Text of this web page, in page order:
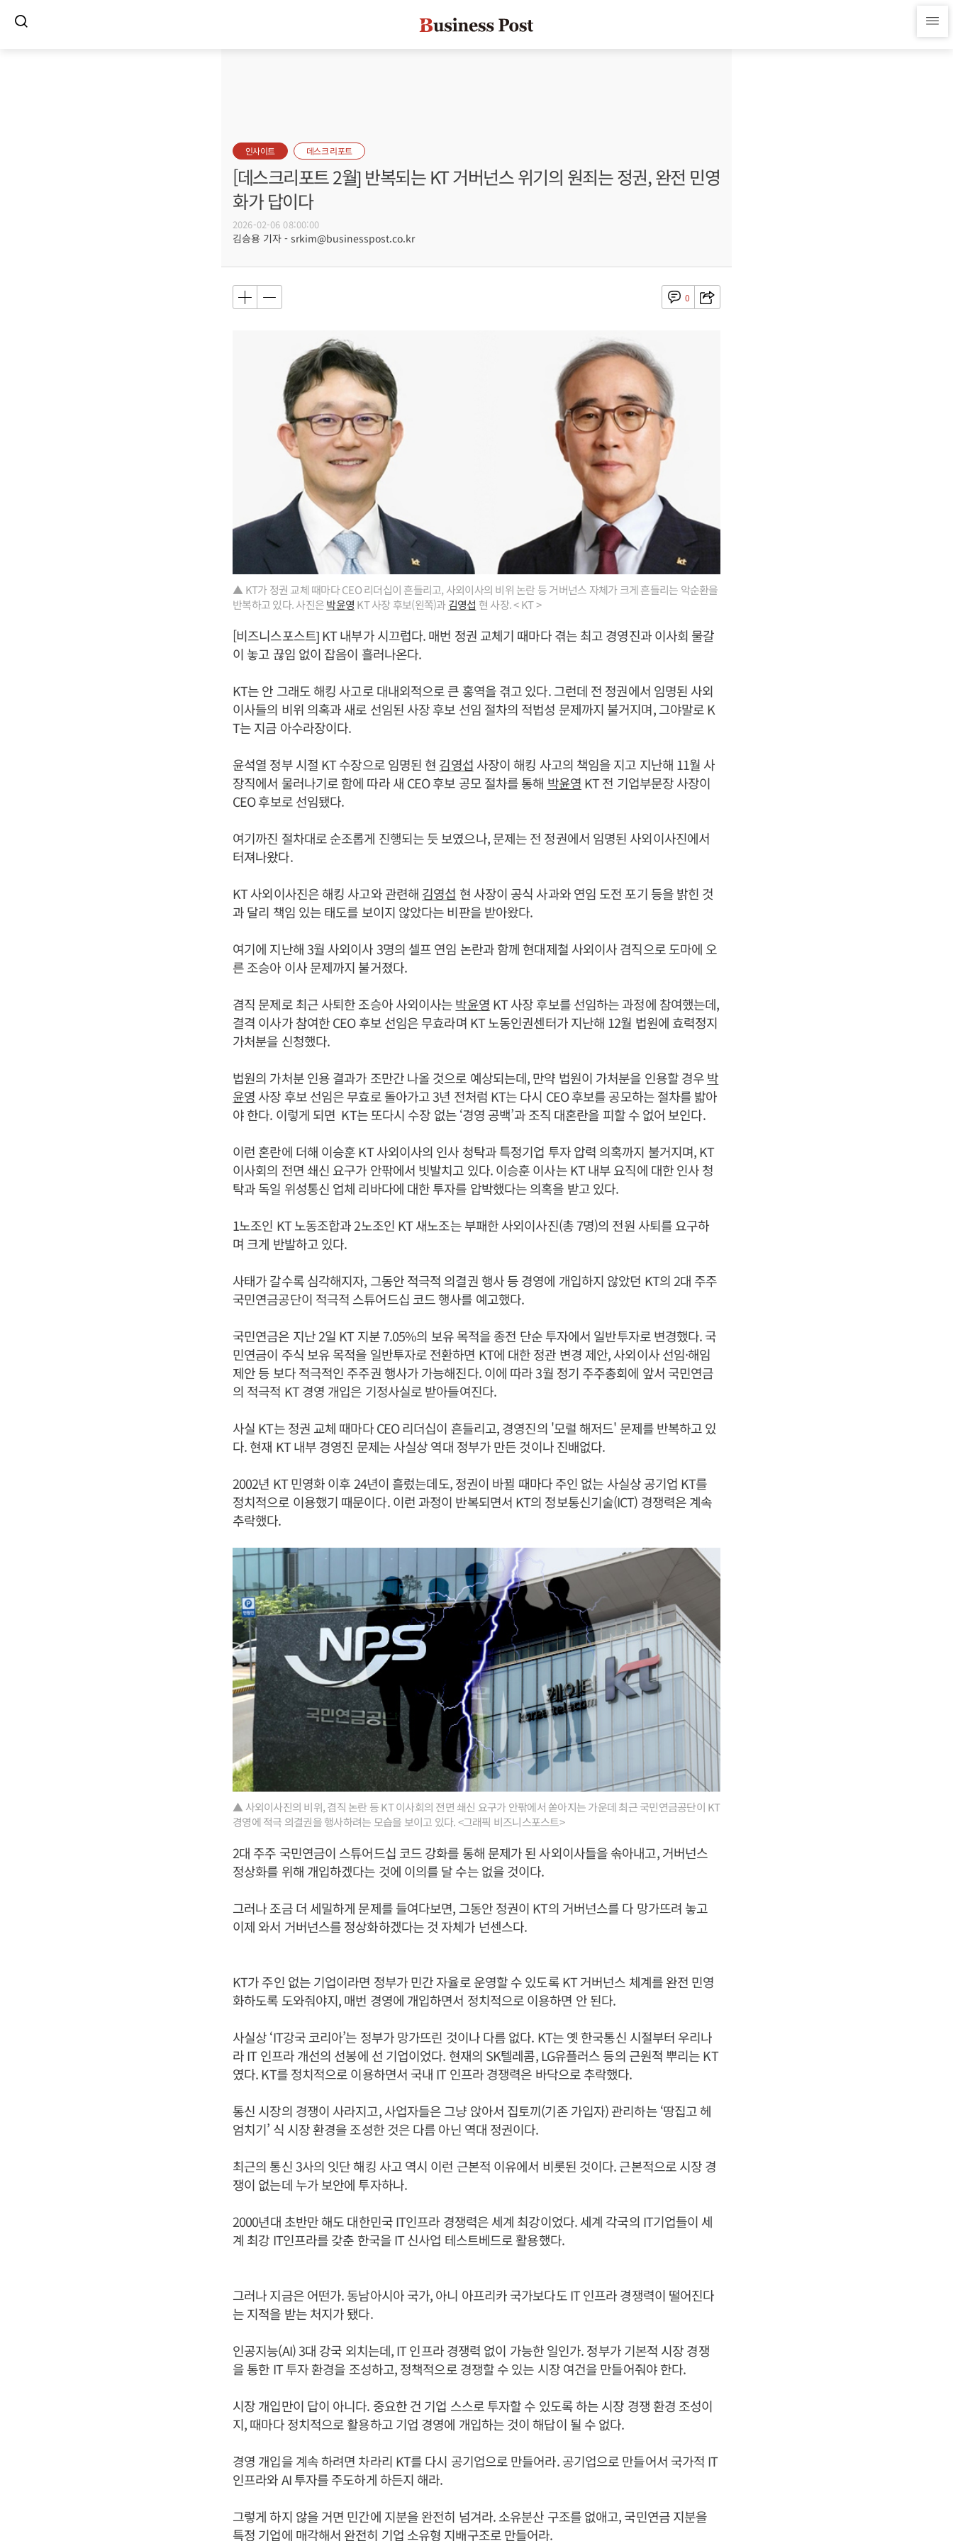
인사이트 데스크 리포트
[데스크리포트 2월] 반복되는 KT 거버넌스 위기의 원죄는 정권, 완전 민영
화가 답이다
2026-02-06 08:00:00
김승용 기자 - srkim@businesspost.co.kr
0
▲ KT가 정권 교체 때마다 CEO 리더십이 흔들리고, 사외이사의 비위 논란 등 거버넌스 자체가 크게 흔들리는 악순환을
반복하고 있다. 사진은박윤영 KT 사장 후보(왼쪽)과 김영섭 현 사장. < KT >
[비즈니스포스트] KT 내부가 시끄럽다. 매번 정권 교체기 때마다 겪는 최고 경영진과 이사회 물갈
이 놓고 끊임 없이 잡음이 흘러나온다.
KT는 안 그래도 해킹 사고로 대내외적으로 큰 홍역을 겪고 있다. 그런데 전 정권에서 임명된 사외
이사들의 비위 의혹과 새로 선임된 사장 후보 선임 절차의 적법성 문제까지 불거지며, 그야말로 K
T는 지금 아수라장이다.
윤석열 정부 시절 KT 수장으로 임명된 현 김영섭 사장이 해킹 사고의 책임을 지고 지난해 11월 사
장직에서 물러나기로 함에 따라 새 CEO 후보 공모 절차를 통해 박윤영 KT 전 기업부문장 사장이
CEO 후보로 선임됐다.
여기까진 절차대로 순조롭게 진행되는 듯 보였으나, 문제는 전 정권에서 임명된 사외이사진에서
터져나왔다.
KT 사외이사진은 해킹 사고와 관련해 김영섭 현 사장이 공식 사과와 연임 도전 포기 등을 밝힌 것
과 달리 책임 있는 태도를 보이지 않았다는 비판을 받아왔다.
여기에 지난해 3월 사외이사 3명의 셀프 연임 논란과 함께 현대제철 사외이사 겸직으로 도마에 오
른 조승아 이사 문제까지 불거졌다.
겸직 문제로 최근 사퇴한 조승아 사외이사는박윤영 KT 사장 후보를 선임하는 과정에 참여했는데,
결격 이사가 참여한 CEO 후보 선임은 무효라며 KT 노동인권센터가 지난해 12월 법원에 효력정지
가처분을 신청했다.
법원의 가처분 인용 결과가 조만간 나올 것으로 예상되는데, 만약 법원이 가처분을 인용할 경우박
윤영 사장 후보 선임은 무효로 돌아가고 3년 전처럼 KT는 다시 CEO 후보를 공모하는 절차를 밟아
야 한다. 이렇게 되면 KT는 또다시 수장 없는 ‘경영 공백’과 조직 대혼란을 피할 수 없어 보인다.
이런 혼란에 더해 이승훈 KT 사외이사의 인사 청탁과 특정기업 투자 압력 의혹까지 불거지며, KT
이사회의 전면 쇄신 요구가 안팎에서 빗발치고 있다. 이승훈 이사는 KT 내부 요직에 대한 인사 청
탁과 독일 위성통신 업체 리바다에 대한 투자를 압박했다는 의혹을 받고 있다.
1노조인 KT 노동조합과 2노조인 KT 새노조는 부패한 사외이사진(총 7명)의 전원 사퇴를 요구하
며 크게 반발하고 있다.
사태가 갈수록 심각해지자, 그동안 적극적 의결권 행사 등 경영에 개입하지 않았던 KT의 2대 주주
국민연금공단이 적극적 스튜어드십 코드 행사를 예고했다.
국민연금은 지난 2일 KT 지분 7.05%의 보유 목적을 종전 단순 투자에서 일반투자로 변경했다. 국
민연금이 주식 보유 목적을 일반투자로 전환하면 KT에 대한 정관 변경 제안, 사외이사 선임·해임
제안 등 보다 적극적인 주주권 행사가 가능해진다. 이에 따라 3월 정기 주주총회에 앞서 국민연금
의 적극적 KT 경영 개입은 기정사실로 받아들여진다.
사실 KT는 정권 교체 때마다 CEO 리더십이 흔들리고, 경영진의 '모럴 해저드' 문제를 반복하고 있
다. 현재 KT 내부 경영진 문제는 사실상 역대 정부가 만든 것이나 진배없다.
2002년 KT 민영화 이후 24년이 흘렀는데도, 정권이 바뀔 때마다 주인 없는 사실상 공기업 KT를
정치적으로 이용했기 때문이다. 이런 과정이 반복되면서 KT의 정보통신기술(ICT) 경쟁력은 계속
추락했다.
▲ 사외이사진의 비위, 겸직 논란 등 KT 이사회의 전면 쇄신 요구가 안팎에서 쏟아지는 가운데 최근 국민연금공단이 KT
경영에 적극 의결권을 행사하려는 모습을 보이고 있다. <그래픽 비즈니스포스트>
2대 주주 국민연금이 스튜어드십 코드 강화를 통해 문제가 된 사외이사들을 솎아내고, 거버넌스
정상화를 위해 개입하겠다는 것에 이의를 달 수는 없을 것이다.
그러나 조금 더 세밀하게 문제를 들여다보면, 그동안 정권이 KT의 거버넌스를 다 망가뜨려 놓고
이제 와서 거버넌스를 정상화하겠다는 것 자체가 넌센스다.
KT가 주인 없는 기업이라면 정부가 민간 자율로 운영할 수 있도록 KT 거버넌스 체계를 완전 민영
화하도록 도와줘야지, 매번 경영에 개입하면서 정치적으로 이용하면 안 된다.
사실상 ‘IT강국 코리아’는 정부가 망가뜨린 것이나 다름 없다. KT는 옛 한국통신 시절부터 우리나
라 IT 인프라 개선의 선봉에 선 기업이었다. 현재의 SK텔레콤, LG유플러스 등의 근원적 뿌리는 KT
였다. KT를 정치적으로 이용하면서 국내 IT 인프라 경쟁력은 바닥으로 추락했다.
통신 시장의 경쟁이 사라지고, 사업자들은 그냥 앉아서 집토끼(기존 가입자) 관리하는 ‘땅집고 헤
엄치기’ 식 시장 환경을 조성한 것은 다름 아닌 역대 정권이다.
최근의 통신 3사의 잇단 해킹 사고 역시 이런 근본적 이유에서 비롯된 것이다. 근본적으로 시장 경
쟁이 없는데 누가 보안에 투자하나.
2000년대 초반만 해도 대한민국 IT인프라 경쟁력은 세계 최강이었다. 세계 각국의 IT기업들이 세
계 최강 IT인프라를 갖춘 한국을 IT 신사업 테스트베드로 활용했다.
그러나 지금은 어떤가. 동남아시아 국가, 아니 아프리카 국가보다도 IT 인프라 경쟁력이 떨어진다
는 지적을 받는 처지가 됐다.
인공지능(AI) 3대 강국 외치는데, IT 인프라 경쟁력 없이 가능한 일인가. 정부가 기본적 시장 경쟁
을 통한 IT 투자 환경을 조성하고, 정책적으로 경쟁할 수 있는 시장 여건을 만들어줘야 한다.
시장 개입만이 답이 아니다. 중요한 건 기업 스스로 투자할 수 있도록 하는 시장 경쟁 환경 조성이
지, 때마다 정치적으로 활용하고 기업 경영에 개입하는 것이 해답이 될 수 없다.
경영 개입을 계속 하려면 차라리 KT를 다시 공기업으로 만들어라. 공기업으로 만들어서 국가적 IT
인프라와 AI 투자를 주도하게 하든지 해라.
그렇게 하지 않을 거면 민간에 지분을 완전히 넘겨라. 소유분산 구조를 없애고, 국민연금 지분을
특정 기업에 매각해서 완전히 기업 소유형 지배구조로 만들어라.